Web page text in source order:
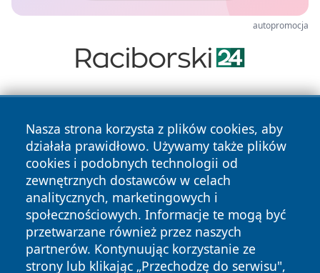
autopromocja
Nasza strona korzysta z plików cookies, aby
działała prawidłowo. Używamy także plików
cookies i podobnych technologii od
zewnętrznych dostawców w celach
analitycznych, marketingowych i
społecznościowych. Informacje te mogą być
przetwarzane również przez naszych
partnerów. Kontynuując korzystanie ze
strony lub klikając „Przechodzę do serwisu",
Copyright © 2026 zawiercieonline.pl Wszystkie prawa
zastrzeżone.
News Autorzy
Polityka
Prywatności
Polityka
Cookies